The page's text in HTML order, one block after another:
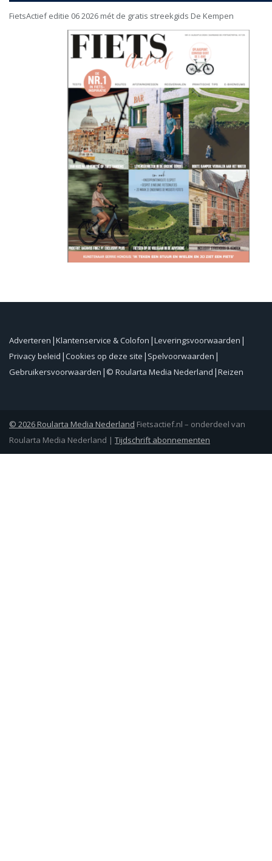
FietsActief editie 06 2026 mét de gratis streekgids De Kempen
Adverteren Klantenservice & Colofon Leveringsvoorwaarden
Privacy beleid Cookies op deze site Spelvoorwaarden
Gebruikersvoorwaarden © Roularta Media Nederland Reizen
© 2026 Roularta Media Nederland Fietsactief.nl – onderdeel van
Roularta Media Nederland | Tijdschrift abonnementen